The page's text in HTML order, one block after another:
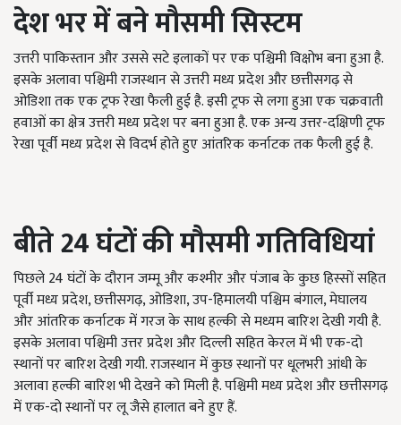
देश भर में बने मौसमी सिस्टम
उत्तरी पाकिस्तान और उससे सटे इलाकों पर एक पश्चिमी विक्षोभ बना हुआ है.
इसके अलावा पश्चिमी राजस्थान से उत्तरी मध्य प्रदेश और छत्तीसगढ़ से
ओडिशा तक एक ट्रफ रेखा फैली हुई है. इसी ट्रफ से लगा हुआ एक चक्रवाती
हवाओं का क्षेत्र उत्तरी मध्य प्रदेश पर बना हुआ है. एक अन्य उत्तर-दक्षिणी ट्रफ
रेखा पूर्वी मध्य प्रदेश से विदर्भ होते हुए आंतरिक कर्नाटक तक फैली हुई है.
बीते 24घंटों की मौसमी गतिविधियां
पिछले 24 घंटों के दौरान जम्मू और कश्मीर और पंजाब के कुछ हिस्सों सहित
पूर्वी मध्य प्रदेश, छत्तीसगढ़, ओडिशा, उप-हिमालयी पश्चिम बंगाल, मेघालय
और आंतरिक कर्नाटक में गरज के साथ हल्की से मध्यम बारिश देखी गयी है.
इसके अलावा पश्चिमी उत्तर प्रदेश और दिल्ली सहित केरल में भी एक-दो
स्थानों पर बारिश देखी गयी. राजस्थान में कुछ स्थानों पर धूलभरी आंधी के
अलावा हल्की बारिश भी देखने को मिली है. पश्चिमी मध्य प्रदेश और छत्तीसगढ़
में एक-दो स्थानों पर लू जैसे हालात बने हुए हैं.